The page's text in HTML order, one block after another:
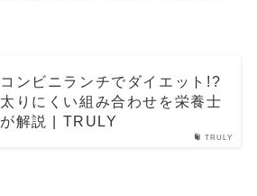
TRULY
コンビニランチでダイエット!?
太りにくい組み合わせを栄養士
が解説 | TRULY